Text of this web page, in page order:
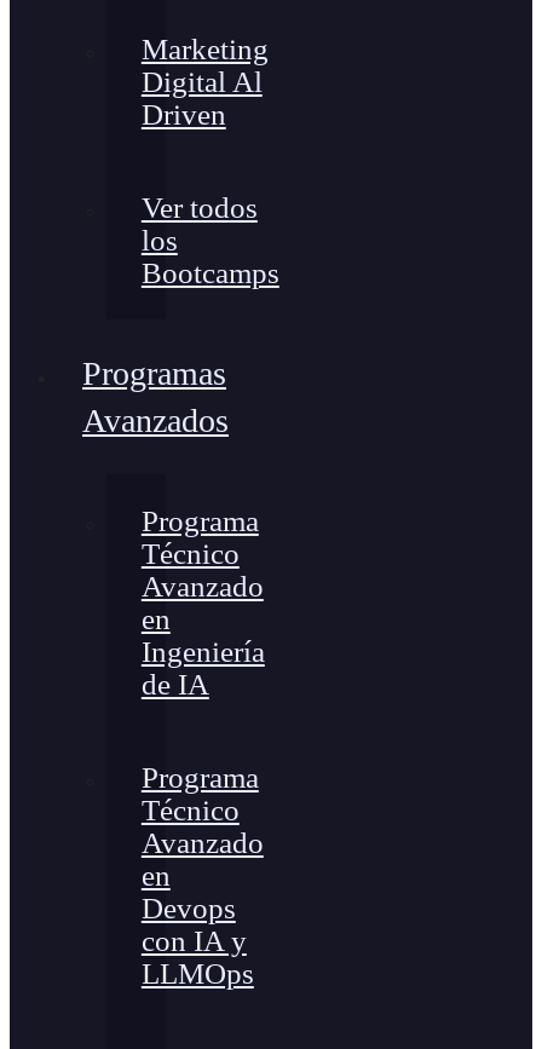
Marketing
Digital Al
Driven
Ver todos
los
Bootcamps
Programas
Avanzados
Programa
Técnico
Avanzado
en
Ingeniería
de IA
Programa
Técnico
Avanzado
en
Devops
con IA y
LLMOps